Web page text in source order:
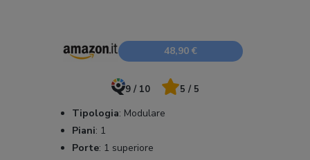
48,90 €
9 / 10 5 / 5
Tipologia: Modulare
Piani: 1
Porte: 1 superiore